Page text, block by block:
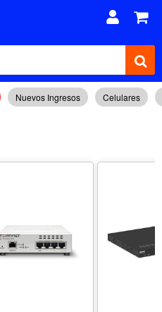
Nuevos Ingresos Celulares